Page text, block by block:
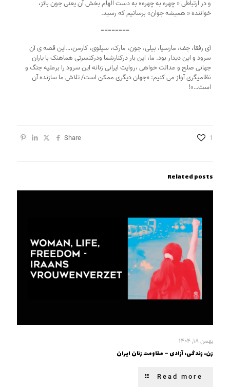
خواننده « همیشه جوان» برسانیم که رسید.
========
آی رفقا،‌ جف، مارسیا، بیلی، جون، مارک، سیلوی، کارمن،…این قصه ی آن
سرود و این دیدار بود. ما، این بار درکنارشما ودرکنسرتی هماهنک با یاران
جهانی صلح و عدالت خواهی ،روایت ایرانی زنانه این سرود را برعلیه جنگ و
نظامیگری آواز می کنیم: «جهان دیگری ممکن است/ تلاش ما سازنده آن
است…»!
Share 1
Related posts
بهمن ۱۸, ۱۴۰۴
زن، زندگی، آزادی – مقاومت زنان ایران
Read more